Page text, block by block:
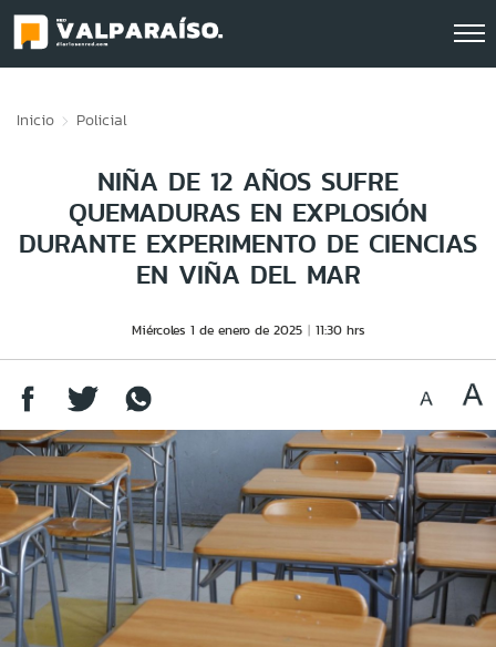
Inicio Policial
NIÑA DE 12 AÑOS SUFRE
QUEMADURAS EN EXPLOSIÓN
DURANTE EXPERIMENTO DE CIENCIAS
EN VIÑA DEL MAR
Miércoles 1 de enero de 2025 11:30 hrs